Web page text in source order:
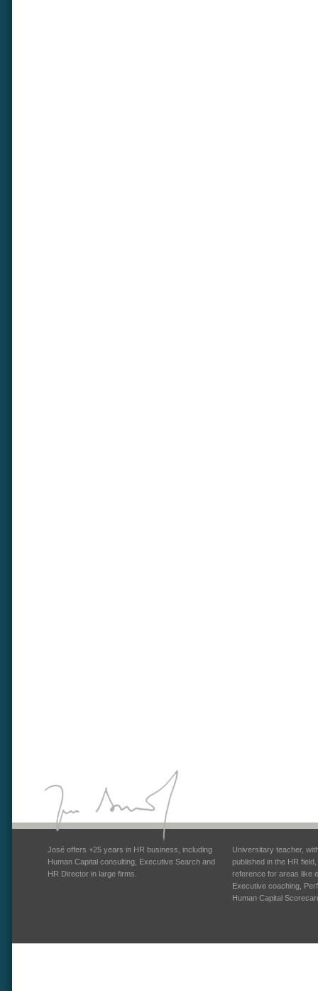
José offers +25 years in HR business, including
Human Capital consulting, Executive Search and
HR Director in large firms.
Universitary teacher,
published in the HR
reference for areas like
Executive coaching,
Human Capital